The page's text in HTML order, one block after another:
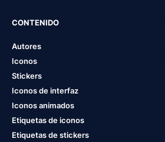
CONTENIDO
Autores
Iconos
Stickers
Iconos de interfaz
Iconos animados
Etiquetas de iconos
Etiquetas de stickers